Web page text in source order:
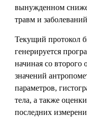
вынужденном
травм и
Текущий протокол
генерируется
начиная со
значений
параметров,
тела, а также
последних